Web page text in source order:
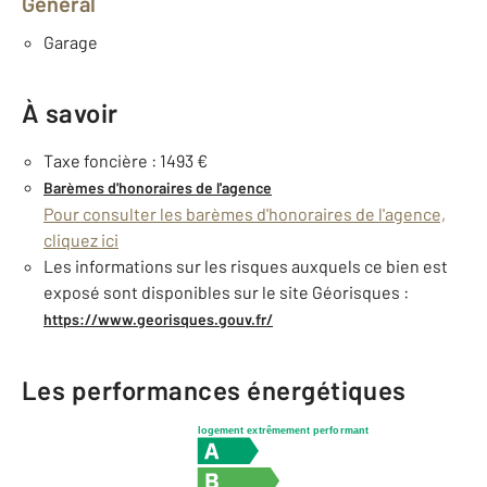
Garage
À savoir
Taxe foncière : 1493 €
Barèmes d'honoraires de l'agence
Pour consulter les barèmes d'honoraires de l'agence,
cliquez ici
Les informations sur les risques auxquels ce bien est
exposé sont disponibles sur le site Géorisques :
https://www.georisques.gouv.fr/
Les performances énergétiques
logement extrêmement performant